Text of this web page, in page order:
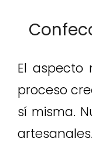
El aspecto
proceso
sí misma.